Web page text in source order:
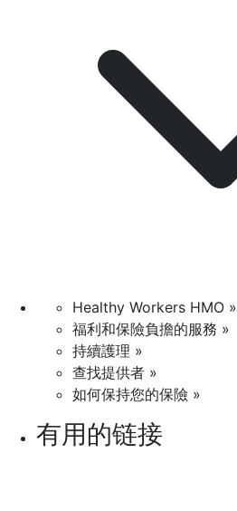
Healthy Workers HMO »
福利和保險負擔的服務 »
持續護理 »
查找提供者 »
如何保持您的保險 »
有用的链接